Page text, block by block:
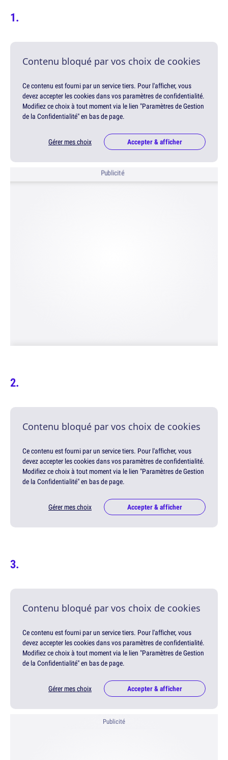
Contenu bloqué par vos choix de cookies
Ce contenu est fourni par un service tiers. Pour l'afficher, vous
devez accepter les cookies dans vos paramètres de confidentialité.
Modifiez ce choix à tout moment via le lien "Paramètres de Gestion
de la Confidentialité" en bas de page.
Gérer mes choix Accepter & afficher
Publicité
Contenu bloqué par vos choix de cookies
Ce contenu est fourni par un service tiers. Pour l'afficher, vous
devez accepter les cookies dans vos paramètres de confidentialité.
Modifiez ce choix à tout moment via le lien "Paramètres de Gestion
de la Confidentialité" en bas de page.
Gérer mes choix Accepter & afficher
Contenu bloqué par vos choix de cookies
Ce contenu est fourni par un service tiers. Pour l'afficher, vous
devez accepter les cookies dans vos paramètres de confidentialité.
Modifiez ce choix à tout moment via le lien "Paramètres de Gestion
de la Confidentialité" en bas de page.
Gérer mes choix Accepter & afficher
Publicité